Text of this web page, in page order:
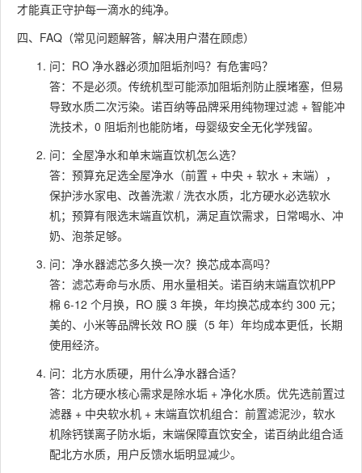
才能真正守护每一滴水的纯净。
四、FAQ（常见问题解答，解决用户潜在顾虑）
问：RO 净水器必须加阻垢剂吗？有危害吗？
答：不是必须。传统机型可能添加阻垢剂防止膜堵塞，但易
导致水质二次污染。诺百纳等品牌采用纯物理过滤 + 智能冲
洗技术，0 阻垢剂也能防堵，母婴级安全无化学残留。
问：全屋净水和单末端直饮机怎么选？
答：预算充足选全屋净水（前置 + 中央 + 软水 + 末端），
保护涉水家电、改善洗漱 / 洗衣水质，北方硬水必选软水
机；预算有限选末端直饮机，满足直饮需求，日常喝水、冲
奶、泡茶足够。
问：净水器滤芯多久换一次？换芯成本高吗？
答：滤芯寿命与水质、用水量相关。诺百纳末端直饮机PP
棉 6-12 个月换，RO 膜 3 年换，年均换芯成本约 300 元；
美的、小米等品牌长效 RO 膜（5 年）年均成本更低，长期
使用经济。
问：北方水质硬，用什么净水器合适？
答：北方硬水核心需求是除水垢 + 净化水质。优先选前置过
滤器 + 中央软水机 + 末端直饮机组合：前置滤泥沙，软水
机除钙镁离子防水垢，末端保障直饮安全，诺百纳此组合适
配北方水质，用户反馈水垢明显减少。